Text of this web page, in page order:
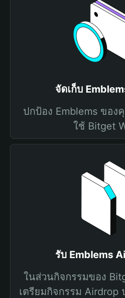
จัดเก็บ
ปกป้อง Emblems ของ
ใช้ Bitget
รับ Emblems
ในส่วนกิจกรรมของ
เตรียมกิจกรรม Airdrop